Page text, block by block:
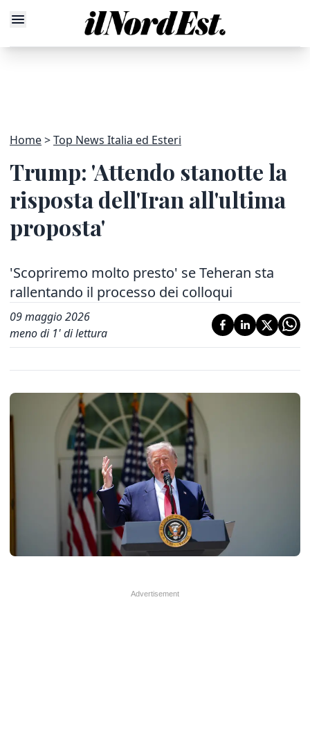
Home Top News Italia ed Esteri
Trump: 'Attendo stanotte la
risposta dell'Iran all'ultima
proposta'
'Scopriremo molto presto' se Teheran sta
rallentando il processo dei colloqui
09 maggio 2026
meno di 1' di lettura